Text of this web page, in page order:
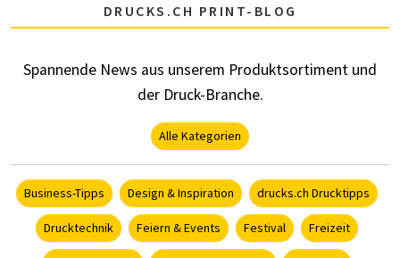
DRUCKS.CH PRINT-BLOG
Spannende News aus unserem Produktsortiment und
der Druck-Branche.
Alle Kategorien
Business-Tipps Design & Inspiration drucks.ch Drucktipps
Drucktechnik Feiern & Events Festival Freizeit